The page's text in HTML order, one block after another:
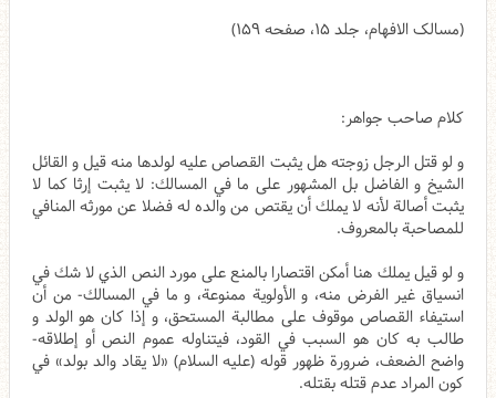
(مسالک الافهام، جلد ۱۵، صفحه ۱۵۹)
کلام صاحب جواهر:
و لو قتل الرجل زوجته هل يثبت القصاص عليه لولدها منه قيل و القائل
الشيخ و الفاضل بل المشهور على ما في المسالك: لا يثبت إرثا كما لا
يثبت أصالة لأنه لا يملك أن يقتص من والده له فضلا عن مورثه المنافي
للمصاحبة بالمعروف.
و لو قيل يملك هنا أمكن اقتصارا بالمنع على مورد النص الذي لا شك في
انسياق غير الفرض منه، و الأولوية ممنوعة، و ما في المسالك- من أن
استيفاء القصاص موقوف على مطالبة المستحق، و إذا كان هو الولد و
طالب به كان هو السبب في القود، فيتناوله عموم النص أو إطلاقه-
واضح الضعف، ضرورة ظهور‌ قوله (عليه السلام) «لا يقاد والد بولد»‌ في
كون المراد عدم قتله بقتله.